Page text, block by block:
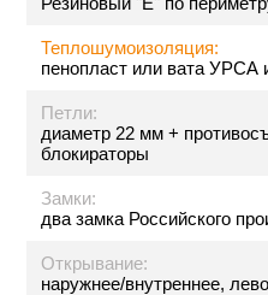
Теплошумоизоляция:
пенопласт или вата УРСА
Петли:
диаметр 22 мм +
блокираторы
Замки:
два замка Российского
Открывание:
наружнее/внутреннее,